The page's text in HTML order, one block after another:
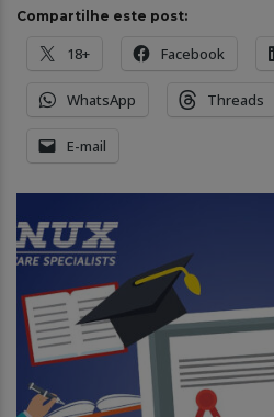
Compartilhe este post:
18+ Facebook
WhatsApp Threads
E-mail